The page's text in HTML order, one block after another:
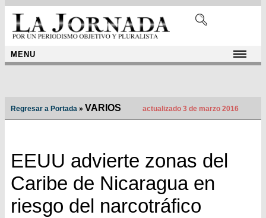
MENU
Regresar a Portada » VARIOS actualizado 3 de marzo 2016
EEUU advierte zonas del
Caribe de Nicaragua en
riesgo del narcotráfico